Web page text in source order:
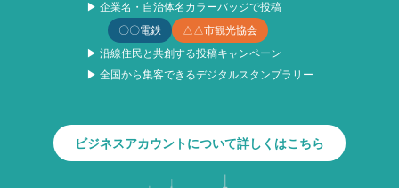
▶ 企業名・自治体名カラーバッジで投稿
〇〇電鉄
△△市観光協会
▶ 沿線住民と共創する投稿キャンペーン
▶ 全国から集客できるデジタルスタンプラリー
ビジネスアカウントについて詳しくはこちら